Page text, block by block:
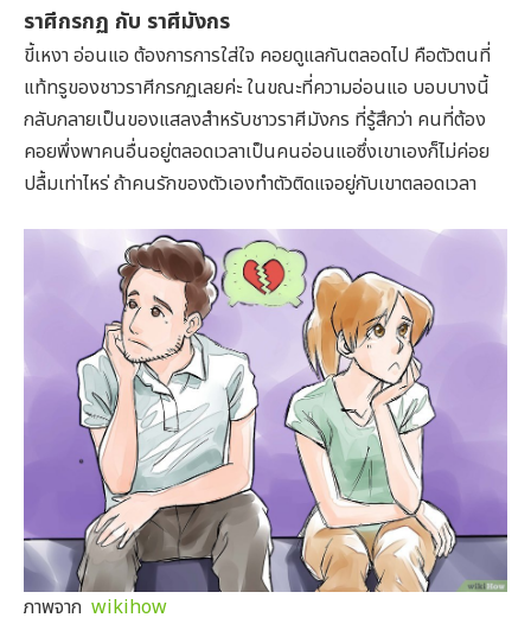
ราศีกรกฏ กับ ราศีมังกร
ขี้เหงา อ่อนแอ ต้องการการใส่ใจ คอยดูแลกันตลอดไป คือตัวตนที่
แท้ทรูของชาวราศีกรกฏเลยค่ะ ในขณะที่ความอ่อนแอ บอบบางนี้
กลับกลายเป็นของแสลงสำหรับชาวราศีมังกร ที่รู้สึกว่า คนที่ต้อง
คอยพึ่งพาคนอื่นอยู่ตลอดเวลาเป็นคนอ่อนแอซึ่งเขาเองก็ไม่ค่อย
ปลื้มเท่าไหร่ ถ้าคนรักของตัวเองทำตัวติดแจอยู่กับเขาตลอดเวลา
ภาพจาก wikihow